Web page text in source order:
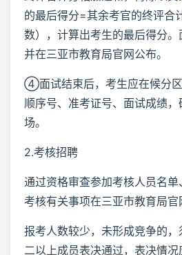
的最后得分=其余考官的终评合
数），计算出考生的最后得分。
并在三亚市教育局官网公布。
④面试结束后，考生应在候分
顺序号、准考证号、面试成绩
场。
2.考核招聘
通过资格审查参加考核人员名
考核有关事项在三亚市教育局官
报考人数较少，未形成竞争的
二以上成员表决通过，表决情况